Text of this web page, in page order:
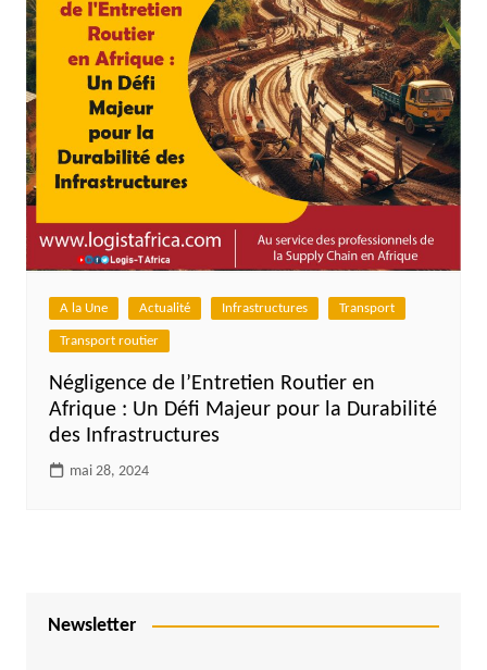
A la Une Actualité Infrastructures Transport
Transport routier
Négligence de l’Entretien Routier en
Afrique : Un Défi Majeur pour la Durabilité
des Infrastructures
mai 28, 2024
Newsletter